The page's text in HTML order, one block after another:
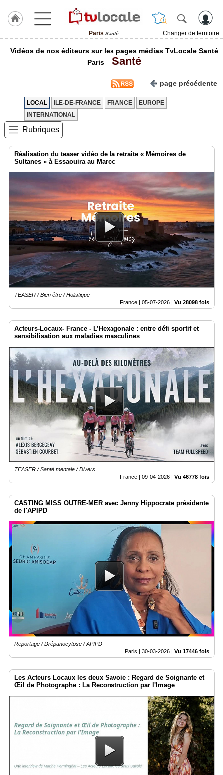
Paris Santé
Changer de territoire
J'adhère
TvLocale
France
Accueil
RUBRIQUES
Gazette
Vidéos
Médias
groupe
Blogs
Prémium
annuaire
Accès
Vidéos de nos éditeurs sur les pages médias TvLocale Santé
Paris
Santé
page précédente
LOCAL ILE-DE-FRANCE FRANCE
EUROPE
INTERNATIONAL
Rubriques
Réalisation du teaser vidéo de la retraite « Mémoires de
Sultanes » à Essaouira au Maroc
TEASER / Bien être / Holistique
France | 05-07-2026 Vu 28098 fois
Acteurs-Locaux- France - L’Hexagonale : entre défi sportif et
sensibilisation aux maladies masculines
TEASER / Santé mentale / Divers
France | 09-04-2026 | Vu 46778 fois
CASTING MISS OUTRE-MER avec Jenny Hippocrate présidente
de l'APIPD
Reportage / Drépanocytose / APIPD
Paris | 30-03-2026 | Vu 17446 fois
Les Acteurs Locaux les deux Savoie : Regard de Soignante et
Œil de Photographe : La Reconstruction par l'Image